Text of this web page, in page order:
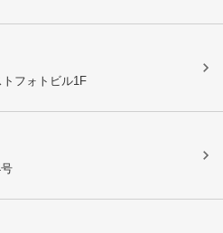
フォトビル1F